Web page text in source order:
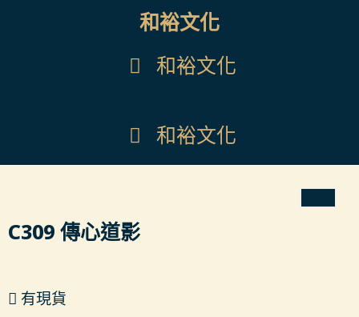
和裕文化
和裕文化
和裕文化
C309 傳心道影
有現貨